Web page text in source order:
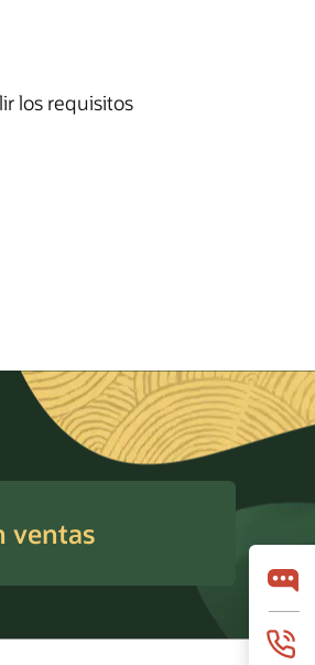
los requisitos
ventas